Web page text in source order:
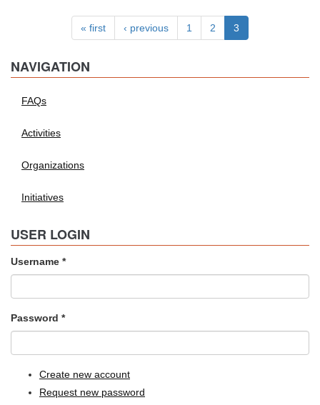
« first ‹ previous 1 2 3
NAVIGATION
FAQs
Activities
Organizations
Initiatives
USER LOGIN
Username *
Password *
Create new account
Request new password